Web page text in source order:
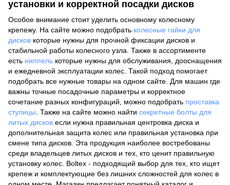
установки и корректной посадки дисков
Особое внимание стоит уделить основному колесному
крепежу. На сайте можно подобрать колесные гайки для
дисков которые нужны для прочной фиксации дисков и
стабильной работы колесного узла. Также в ассортименте
есть ниппель которые нужны для обслуживания, дооснащения
и ежедневной эксплуатации колес. Такой подход помогает
подобрать все нужные товары на одном сайте. Для машин где
важны точные посадочные параметры и корректное
сочетание разных конфигураций, можно подобрать проставка
ступицы . Также на сайте можно найти секретные болты для
литых дисков если нужна правильная центровка диска и
дополнительная защита колес или правильная установка при
смене типа дисков. Эта продукция наиболее востребованы
среди владельцев литых дисков и тех, кто ценит правильную
установку колес. Boltex - подходящий выбор для тех, кто ищет
крепеж и комплектующие без лишних сложностей для колес в